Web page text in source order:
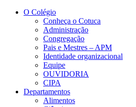
Conteúdo principal
O Colégio
Conheça o Cotuca
Administração
Congregação
Pais e Mestres – APM
Identidade organizacional
Equipe
OUVIDORIA
CIPA
Departamentos
Alimentos